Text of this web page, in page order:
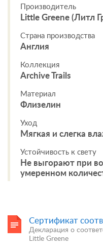
Производитель
Little Greene (Литл
Страна производства
Англия
Коллекция
Archive Trails
Материал
Флизелин
Уход
Мягкая и слегка
Устойчивость к свету
Не выгорают при
умеренном
Сертификат
Декларация о
Little Greene